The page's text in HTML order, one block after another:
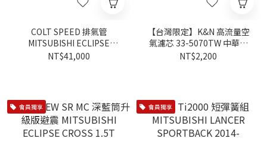
COLT SPEED 排氣管
MITSUBISHI ECLIPSE
CROSS 2021-
NT$41,000
【台灣限定】K&N 高流量空
氣濾芯 33-5070TW 中華三
菱 J SPACE
NT$2,200
會員獨享 會員獨享